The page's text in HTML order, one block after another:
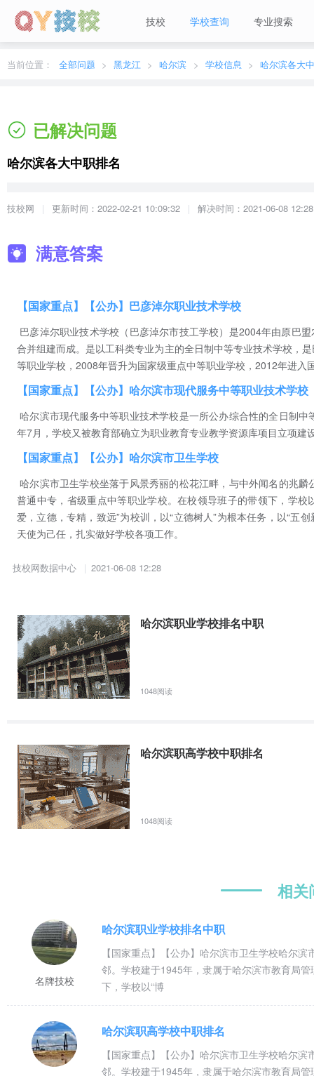
技校 学校查询 专业搜索
当前城市： 广东 切换地区
当前位置： 全部问题 黑龙江 哈尔滨 学校信息 哈尔滨各大
已解决问题
哈尔滨各大中职排名
技校网 更新时间：2022-02-21 10:09:32 解决时间：2021-06-08 12:28
满意答案
【国家重点】【公办】巴彦淖尔职业技术学校
巴彦淖尔职业技术学校（巴彦淖尔市技工学校）是2004年由原巴
合并组建而成。是以工科类专业为主的全日制中等专业技术学校，
等职业学校，2008年晋升为国家级重点中等职业学校，2012年进入
【国家重点】【公办】哈尔滨市现代服务中等职业技术学校
哈尔滨市现代服务中等职业技术学校是一所公办综合性的全日制
年7月，学校又被教育部确立为职业教育专业教学资源库项目立项建
【国家重点】【公办】哈尔滨市卫生学校
哈尔滨市卫生学校坐落于风景秀丽的松花江畔，与中外闻名的兆
普通中专，省级重点中等职业学校。在校领导班子的带领下，学
爱，立德，专精，致远”为校训，以“立德树人”为根本任务，以“五
天使为己任，扎实做好学校各项工作。
技校网数据中心 2021-06-08 12:28
哈尔滨职业学校排名中职
1048阅读
哈尔滨职高学校中职排名
1048阅读
相关
名牌技校
哈尔滨职业学校排名中职
【国家重点】【公办】哈尔滨市卫生学校哈尔
邻。学校建于1945年，隶属于哈尔滨市教育局
下，学校以“博
哈尔滨职高学校中职排名
【国家重点】【公办】哈尔滨市卫生学校哈尔
邻。学校建于1945年，隶属于哈尔滨市教育局